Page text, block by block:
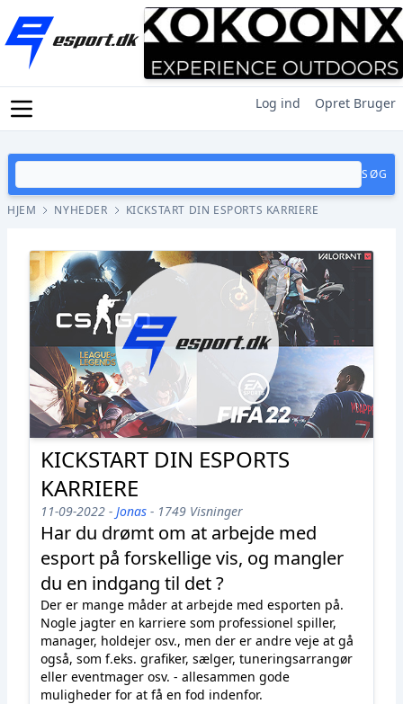
Log ind Opret Bruger
SØG
HJEM NYHEDER KICKSTART DIN ESPORTS KARRIERE
KICKSTART DIN ESPORTS
KARRIERE
11-09-2022 - Jonas - 1749 Visninger
Har du drømt om at arbejde med
esport på forskellige vis, og mangler
du en indgang til det ?
Der er mange måder at arbejde med esporten på.
Nogle jagter en karriere som professionel spiller,
manager, holdejer osv., men der er andre veje at gå
også, som f.eks. grafiker, sælger, tuneringsarrangør
eller eventmager osv. - allesammen gode
muligheder for at få en fod indenfor.